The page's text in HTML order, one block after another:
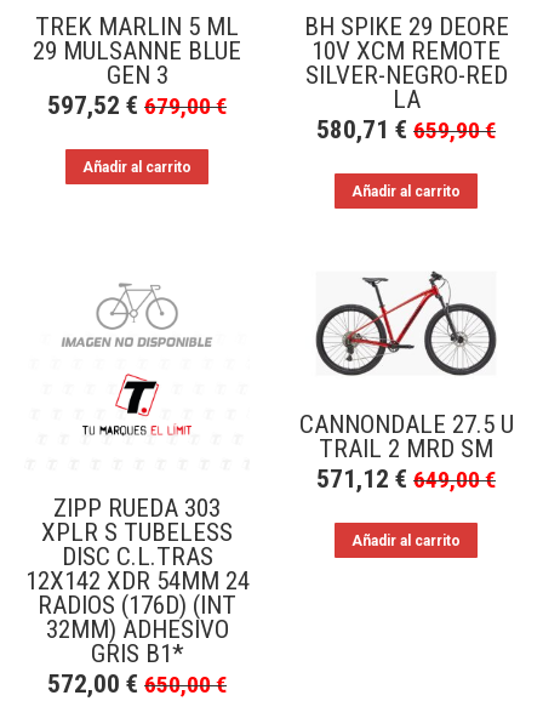
TREK MARLIN 5 ML
29 MULSANNE BLUE
GEN 3
597,52 € 679,00€
Añadir al carrito
BH SPIKE 29 DEORE
10V XCM REMOTE
SILVER-NEGRO-RED
LA
580,71 € 659,90€
Añadir al carrito
ZIPP RUEDA 303
XPLR S TUBELESS
DISC C.L.TRAS
12X142 XDR 54MM 24
RADIOS (176D) (INT
32MM) ADHESIVO
GRIS B1*
572,00 € 650,00€
CANNONDALE 27.5 U
TRAIL 2 MRD SM
571,12 € 649,00€
Añadir al carrito